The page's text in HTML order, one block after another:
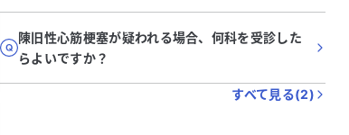
陳旧性心筋梗塞が疑われる場合、何科を受診した
らよいですか？
すべて見る(2)